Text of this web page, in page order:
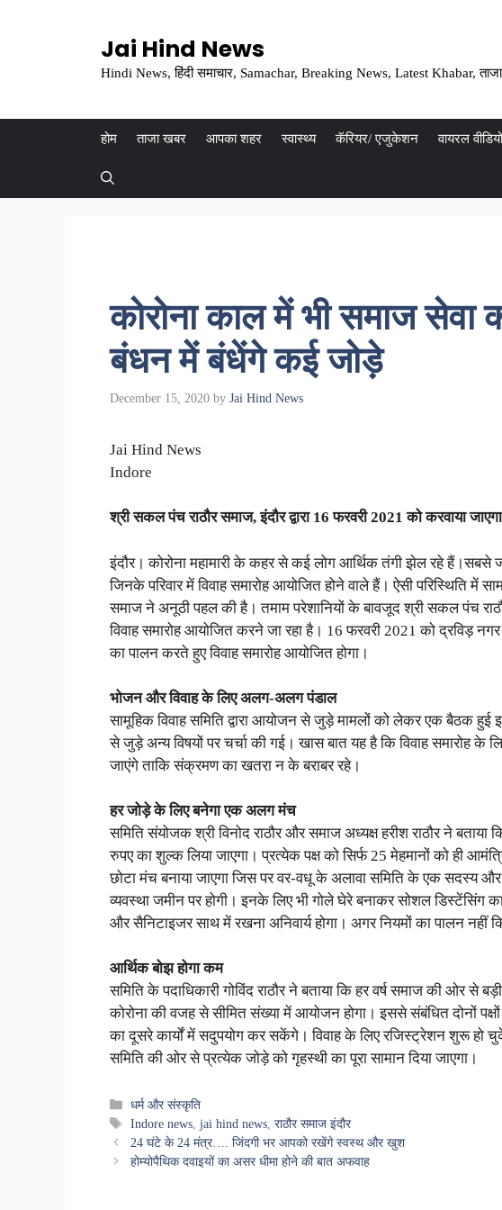
Jai Hind News
Hindi News, हिंदी समाचार, Samachar, Breaking News, Latest Khabar,
होम ताजा खबर आपका शहर स्वास्थ्य कॅरियर/ एजुकेशन वायरल वीडियो
कोरोना काल में भी समाज सेवा
बंधन में बंधेंगे कई जोड़े
December 15, 2020 by Jai Hind News
Jai Hind News
Indore
श्री सकल पंच राठौर समाज, इंदौर द्वारा 16 फरवरी 2021 को करवाया
इंदौर। कोरोना महामारी के कहर से कई लोग आर्थिक तंगी झेल रहे हैं।सबसे
जिनके परिवार में विवाह समारोह आयोजित होने वाले हैं। ऐसी परिस्थिति में
समाज ने अनूठी पहल की है। तमाम परेशानियों के बावजूद श्री सकल पंच
विवाह समारोह आयोजित करने जा रहा है। 16 फरवरी 2021 को द्रविड़
का पालन करते हुए विवाह समारोह आयोजित होगा।
भोजन और विवाह के लिए अलग-अलग पंडाल
सामूहिक विवाह समिति द्वारा आयोजन से जुड़े मामलों को लेकर एक बैठक हुई
से जुड़े अन्य विषयों पर चर्चा की गई। खास बात यह है कि विवाह समारोह के
जाएंगे ताकि संक्रमण का खतरा न के बराबर रहे।
हर जोड़े के लिए बनेगा एक अलग मंच
समिति संयोजक श्री विनोद राठौर और समाज अध्यक्ष हरीश राठौर ने
रुपए का शुल्क लिया जाएगा। प्रत्येक पक्ष को सिर्फ 25 मेहमानों को ही
छोटा मंच बनाया जाएगा जिस पर वर-वधू के अलावा समिति के एक सदस्य
व्यवस्था जमीन पर होगी। इनके लिए भी गोले घेरे बनाकर सोशल डिस्टेंसिंग
और सैनिटाइजर साथ में रखना अनिवार्य होगा। अगर नियमों का पालन नहीं
आर्थिक बोझ होगा कम
समिति के पदाधिकारी गोविंद राठौर ने बताया कि हर वर्ष समाज की ओर से
कोरोना की वजह से सीमित संख्या में आयोजन होगा। इससे संबंधित दोनों
का दूसरे कार्यों में सदुपयोग कर सकेंगे। विवाह के लिए रजिस्ट्रेशन शुरू हो
समिति की ओर से प्रत्येक जोड़े को गृहस्थी का पूरा सामान दिया जाएगा।
Categories
धर्म और संस्कृति
Tags
Indore news ,jai hind news ,राठौर समाज इंदौर
24 घंटे के 24 मंत्र…. जिंदगी भर आपको रखेंगे स्वस्थ और खुश
होम्योपैथिक दवाइयों का असर धीमा होने की बात अफवाह